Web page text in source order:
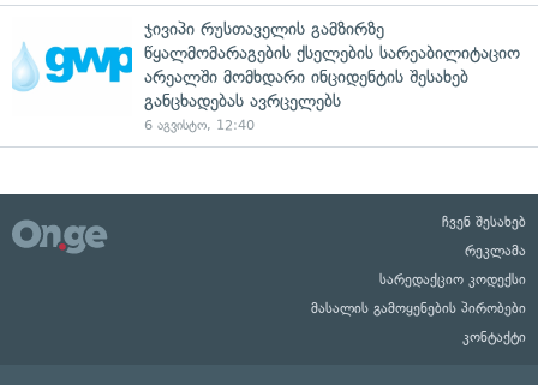
ჯივიპი რუსთაველის გამზირზე
წყალმომარაგების ქსელების სარეაბილიტაციო
არეალში მომხდარი ინციდენტის შესახებ
განცხადებას ავრცელებს
6 აგვისტო, 12:40
ჩვენ შესახებ
რეკლამა
სარედაქციო კოდექსი
მასალის გამოყენების პირობები
კონტაქტი